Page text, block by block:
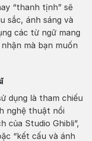
“thanh tịnh” sẽ
sắc, ánh sáng và
các từ ngữ mang
mà bạn muốn
dụng là tham chiếu
nghệ thuật nổi
của Studio Ghibli”,
“kết cấu và ánh